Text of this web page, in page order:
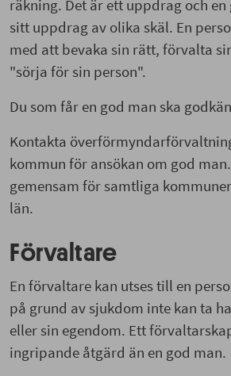
räkning. Det är ett uppdrag och en
sitt uppdrag av olika skäl. En
med att bevaka sin rätt, förvalta
"sörja för sin person".
Du som får en god man ska
Kontakta
kommun för ansökan om god
gemensam för samtliga
län.
Förvaltare
En förvaltare kan utses till en
på grund av sjukdom inte kan ta
eller sin egendom. Ett
ingripande åtgärd än en god man.